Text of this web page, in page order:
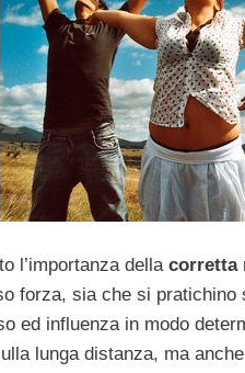
l’importanza della corretta
forza, sia che si
ed influenza in modo
lunga distanza, ma